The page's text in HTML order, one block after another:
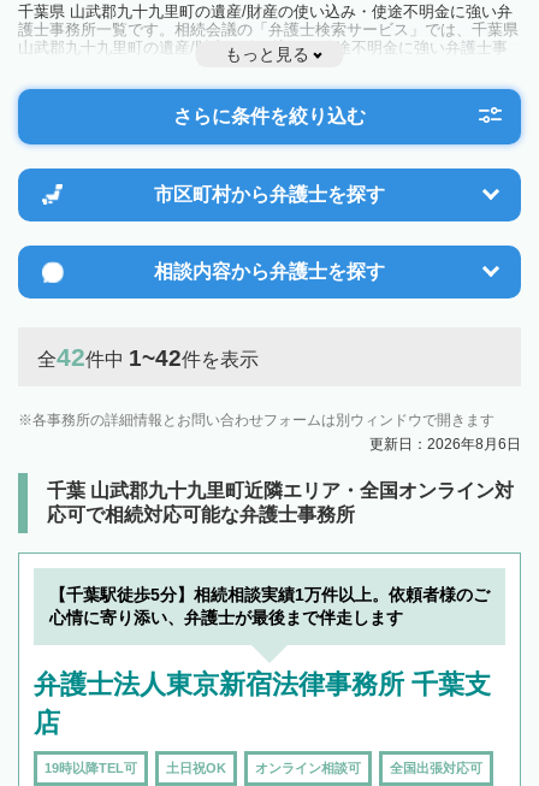
千葉県 山武郡九十九里町の遺産/財産の使い込み・使途不明金に強い弁
護士事務所一覧です。相続会議の「弁護士検索サービス」では、千葉県
山武郡九十九里町の遺産/財産の使い込み・使途不明金に強い弁護士事
務所を一覧で見ることが出来ます。相続のトラブルやお悩みを抱えてい
る方は一度近隣の弁護士に相談してみましょう。
もっと見る
さらに条件を絞り込む
市区町村から弁護士を探す
相談内容から弁護士を探す
全42件中 1~42件を表示
各事務所の詳細情報とお問い合わせフォームは別ウィンドウで開きます
更新日：2026年8月6日
千葉 山武郡九十九里町近隣エリア・全国オンライン対
応可で相続対応可能な弁護士事務所
【千葉駅徒歩5分】相続相談実績1万件以上。依頼者様のご
心情に寄り添い、弁護士が最後まで伴走します
弁護士法人東京新宿法律事務所 千葉支
店
19時以降TEL可 土日祝OK オンライン相談可 全国出張対応可